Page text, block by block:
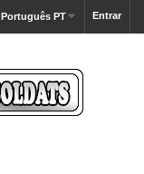
Entrar
Português PT